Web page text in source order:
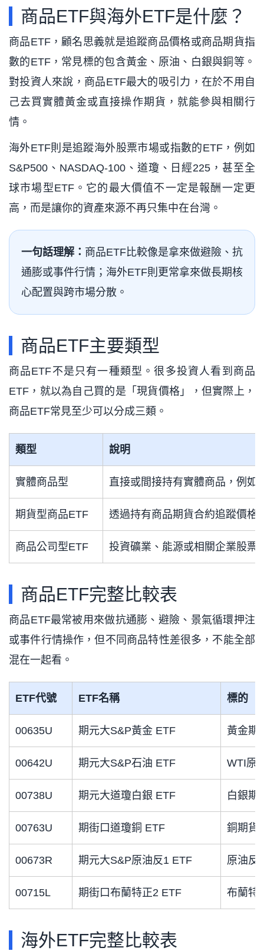
商品ETF與海外ETF是什麼？
商品ETF，顧名思義就是追蹤商品價格或商品期貨指
數的ETF，常見標的包含黃金、原油、白銀與銅等。
對投資人來說，商品ETF最大的吸引力，在於不用自
己去買實體黃金或直接操作期貨，就能參與相關行
情。
海外ETF則是追蹤海外股票市場或指數的ETF，例如
S&P500、NASDAQ-100、道瓊、日經225，甚至全
球市場型ETF。它的最大價值不一定是報酬一定更
高，而是讓你的資產來源不再只集中在台灣。
一句話理解： 商品ETF比較像是拿來做避險、抗
通膨或事件行情；海外ETF則更常拿來做長期核
心配置與跨市場分散。
商品ETF主要類型
商品ETF不是只有一種類型。很多投資人看到商品
ETF，就以為自己買的是「現貨價格」，但實際上，
商品ETF常見至少可以分成三類。
類型 說明
實體商品型 直接或間接持有實體商品，例如
期貨型商品ETF 透過持有商品期貨合約追蹤價格
商品公司型ETF 投資礦業、能源或相關企業股票
商品ETF完整比較表
商品ETF最常被用來做抗通膨、避險、景氣循環押注
或事件行情操作，但不同商品特性差很多，不能全部
混在一起看。
ETF代號 ETF名稱 標的
00635U 期元大S&P黃金 ETF 黃金期
00642U 期元大S&P石油 ETF WTI原
00738U 期元大道瓊白銀 ETF 白銀期
00763U 期街口道瓊銅 ETF 銅期貨
00673R 期元大S&P原油反1 ETF 原油反
00715L 期街口布蘭特正2 ETF 布蘭特
海外ETF完整比較表